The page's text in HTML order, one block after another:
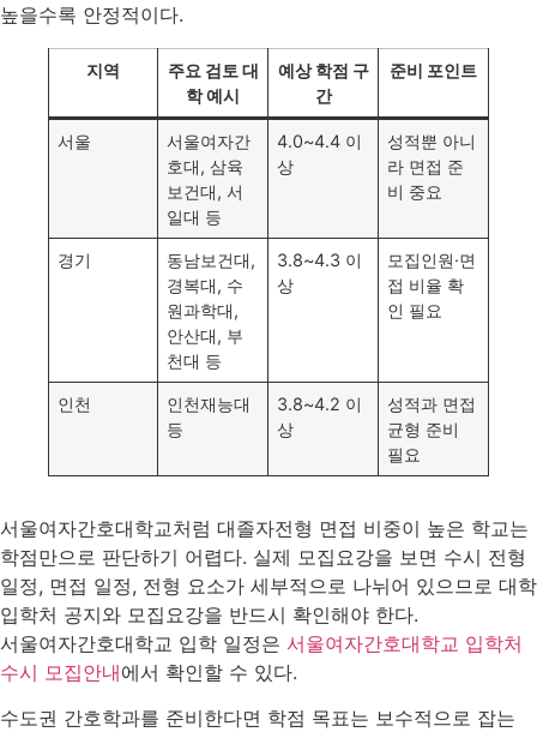
높을수록 안정적이다.
지역
주요 검토 대
학 예시
예상 학점 구
간
준비 포인트
서울
서울여자간
호대, 삼육
보건대, 서
일대 등
4.0~4.4 이
상
성적뿐 아니
라 면접 준
비 중요
경기
동남보건대,
경복대, 수
원과학대,
안산대, 부
천대 등
3.8~4.3 이
상
모집인원·면
접 비율 확
인 필요
인천
인천재능대
등
3.8~4.2 이
상
성적과 면접
균형 준비
필요
서울여자간호대학교처럼 대졸자전형 면접 비중이 높은 학교는
학점만으로 판단하기 어렵다. 실제 모집요강을 보면 수시 전형
일정, 면접 일정, 전형 요소가 세부적으로 나뉘어 있으므로 대학
입학처 공지와 모집요강을 반드시 확인해야 한다.
서울여자간호대학교 입학 일정은 서울여자간호대학교 입학처
수시 모집안내에서 확인할 수 있다.
수도권 간호학과를 준비한다면 학점 목표는 보수적으로 잡는